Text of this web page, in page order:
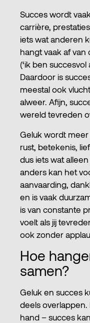
Succes wordt
carrière,
iets wat anderen
hangt vaak af
(‘ik ben
Daardoor is
meestal ook
alweer. Afijn,
wereld tevreden
Geluk wordt
rust, betekenis,
dus iets wat
anders kan het
aanvaarding,
en is vaak
is van constante
voelt als jij
ook zonder
Hoe
samen?
Geluk en succes
deels overlappen.
hand – succes